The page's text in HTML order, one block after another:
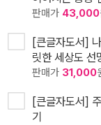
판매가 43,000
[큰글자도서]
릿한 세상도 선
판매가 31,000
[큰글자도서]
기